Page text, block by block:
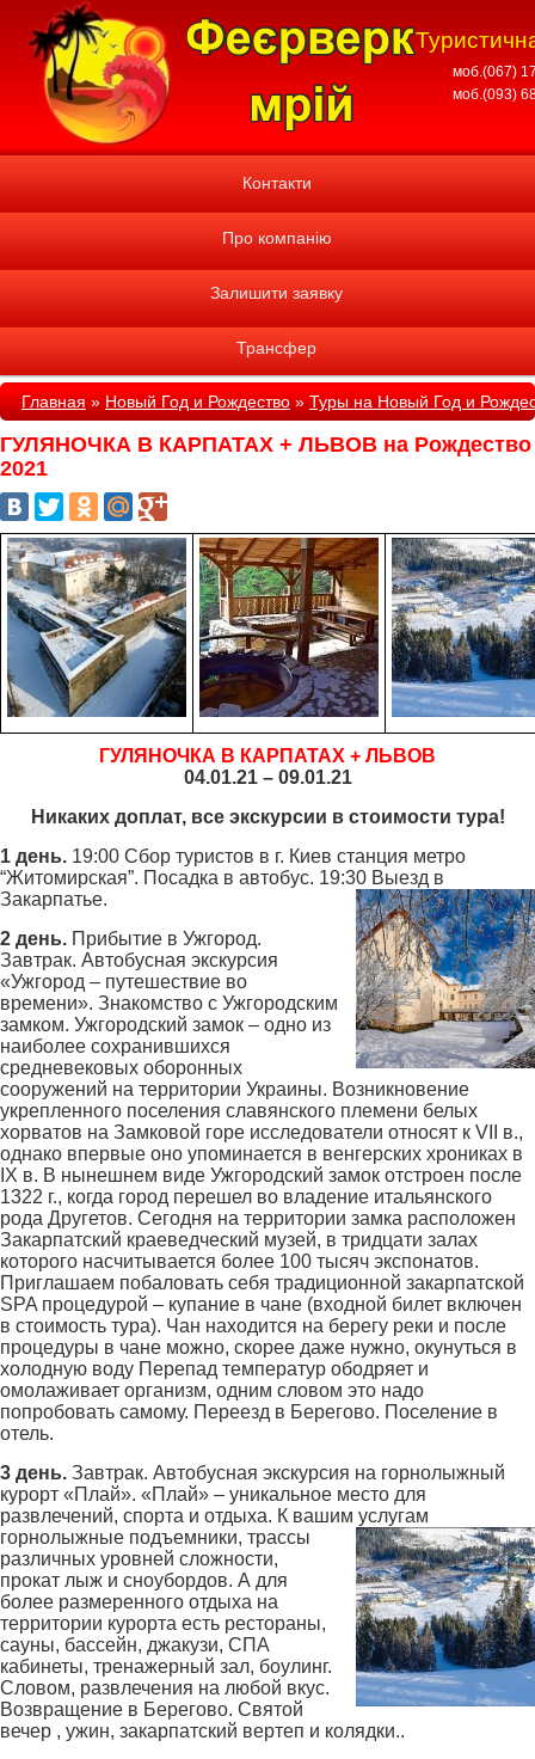
моб.(067)
моб.(093)
Контакти
Про компанію
Залишити заявку
Трансфер
Главная»Новый Год и Рождество»Туры на Новый Год и
ГУЛЯНОЧКА В КАРПАТАХ + ЛЬВОВ на Рождество
2021
ГУЛЯНОЧКА В КАРПАТАХ + ЛЬВОВ
04.01.21 – 09.01.21
Никаких доплат, все экскурсии в стоимости тура!
1 день. 19:00 Сбор туристов в г. Киев станция метро
“Житомирская”. Посадка в автобус. 19:30 Выезд в
Закарпатье.
2 день. Прибытие в Ужгород.
Завтрак. Автобусная экскурсия
«Ужгород – путешествие во
времени». Знакомство с Ужгородским
замком. Ужгородский замок – одно из
наиболее сохранившихся
средневековых оборонных
сооружений на территории Украины. Возникновение
укрепленного поселения славянского племени белых
хорватов на Замковой горе исследователи относят к VII в.,
однако впервые оно упоминается в венгерских хрониках в
IX в. В нынешнем виде Ужгородский замок отстроен после
1322 г., когда город перешел во владение итальянского
рода Другетов. Сегодня на территории замка расположен
Закарпатский краеведческий музей, в тридцати залах
которого насчитывается более 100 тысяч экспонатов.
Приглашаем побаловать себя традиционной закарпатской
SPA процедурой – купание в чане (входной билет включен
в стоимость тура). Чан находится на берегу реки и после
процедуры в чане можно, скорее даже нужно, окунуться в
холодную воду Перепад температур ободряет и
омолаживает организм, одним словом это надо
попробовать самому. Переезд в Берегово. Поселение в
отель.
3 день. Завтрак. Автобусная экскурсия на горнолыжный
курорт «Плай». «Плай» – уникальное место для
развлечений, спорта и отдыха. К вашим услугам
горнолыжные подъемники, трассы
различных уровней сложности,
прокат лыж и сноубордов. А для
более размеренного отдыха на
территории курорта есть рестораны,
сауны, бассейн, джакузи, СПА
кабинеты, тренажерный зал, боулинг.
Словом, развлечения на любой вкус.
Возвращение в Берегово. Святой
вечер , ужин, закарпатский вертеп и колядки..